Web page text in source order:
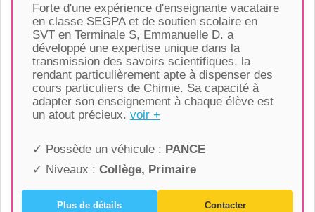
Forte d'une expérience d'enseignante vacataire
en classe SEGPA et de soutien scolaire en
SVT en Terminale S, Emmanuelle D. a
développé une expertise unique dans la
transmission des savoirs scientifiques, la
rendant particulièrement apte à dispenser des
cours particuliers de Chimie. Sa capacité à
adapter son enseignement à chaque élève est
un atout précieux. voir +
✓ Possède un véhicule : PANCE
✓ Niveaux : Collège, Primaire
Plus de détails Contacter